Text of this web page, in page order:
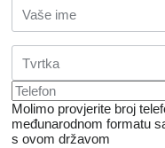
Molimo provjerite broj
međunarodnom formatu
s ovom državom